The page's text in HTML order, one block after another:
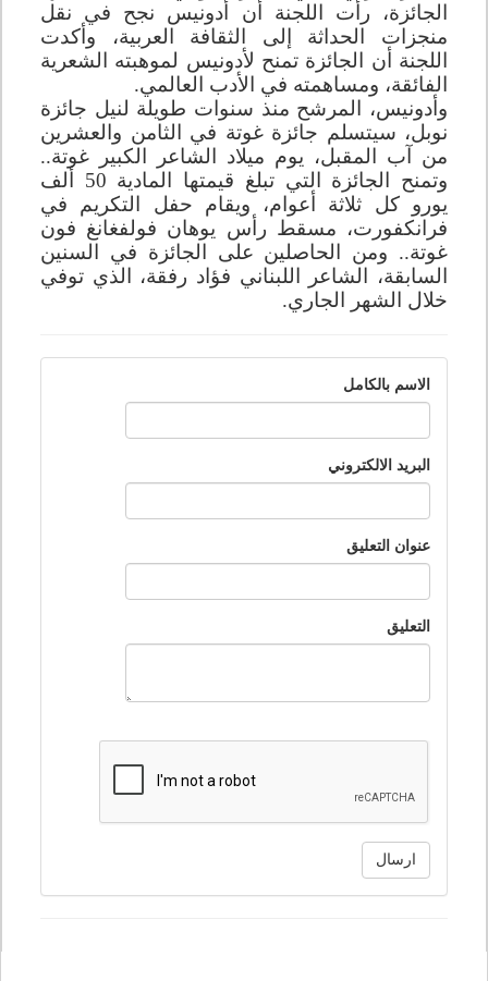
الجائزة، رأت اللجنة أن أدونيس نجح في نقل
منجزات الحداثة إلى الثقافة العربية، وأكدت
اللجنة أن الجائزة تمنح لأدونيس لموهبته الشعرية
الفائقة، ومساهمته في الأدب العالمي.
وأدونيس، المرشح منذ سنوات طويلة لنيل جائزة
نوبل، سيتسلم جائزة غوتة في الثامن والعشرين
من آب المقبل، يوم ميلاد الشاعر الكبير غوتة..
وتمنح الجائزة التي تبلغ قيمتها المادية 50 ألف
يورو كل ثلاثة أعوام، ويقام حفل التكريم في
فرانكفورت، مسقط رأس يوهان فولفغانغ فون
غوتة.. ومن الحاصلين على الجائزة في السنين
السابقة، الشاعر اللبناني فؤاد رفقة، الذي توفي
خلال الشهر الجاري.
الاسم بالكامل
البريد الالكتروني
عنوان التعليق
التعليق
ارسال